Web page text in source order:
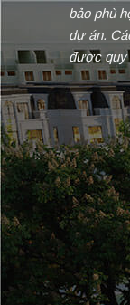
bảo phù
dự án.
được quy